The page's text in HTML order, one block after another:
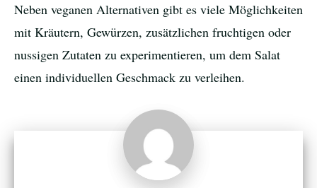
Neben veganen Alternativen gibt es viele Möglichkeiten
mit Kräutern, Gewürzen, zusätzlichen fruchtigen oder
nussigen Zutaten zu experimentieren, um dem Salat
einen individuellen Geschmack zu verleihen.